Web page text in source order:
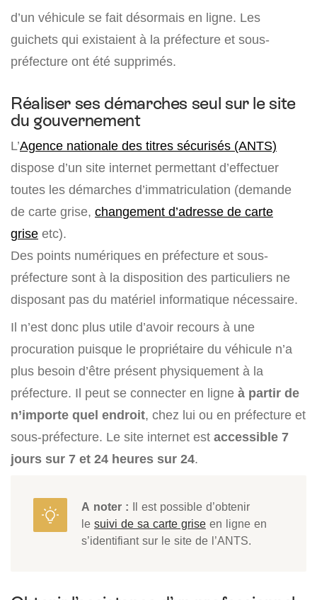
d’un véhicule se fait désormais en ligne. Les
guichets qui existaient à la préfecture et sous-
préfecture ont été supprimés.
Réaliser ses démarches seul sur le site
du gouvernement
L’Agence nationale des titres sécurisés (ANTS)
dispose d’un site internet permettant d’effectuer
toutes les démarches d’immatriculation (demande
de carte grise, changement d’adresse de carte
grise etc).
Des points numériques en préfecture et sous-
préfecture sont à la disposition des particuliers ne
disposant pas du matériel informatique nécessaire.
Il n’est donc plus utile d’avoir recours à une
procuration puisque le propriétaire du véhicule n’a
plus besoin d’être présent physiquement à la
préfecture. Il peut se connecter en ligne à partir de
n’importe quel endroit, chez lui ou en préfecture et
sous-préfecture. Le site internet est accessible 7
jours sur 7 et 24 heures sur 24.
A noter : Il est possible d’obtenir
le suivi de sa carte grise en ligne en
s’identifiant sur le site de l’ANTS.